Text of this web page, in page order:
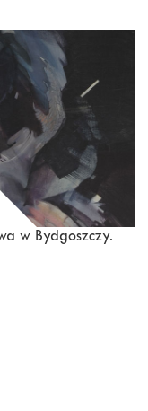
w Bydgoszczy.